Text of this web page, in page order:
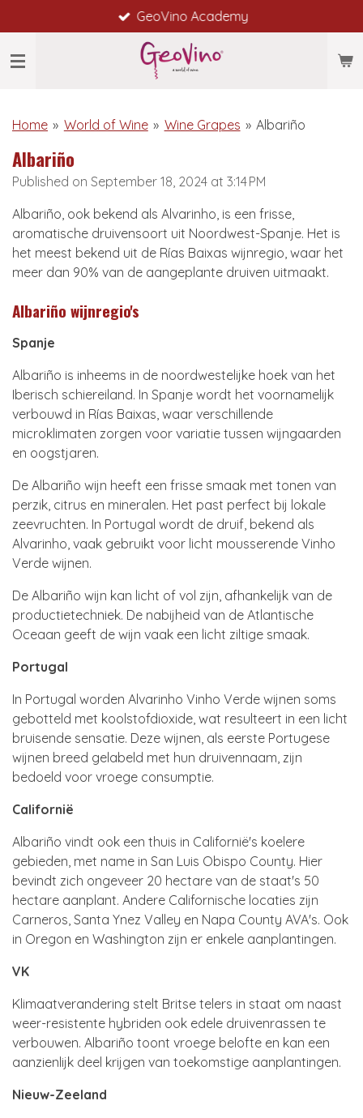
to
main
GeoVino Academy
Home » World of Wine » Wine Grapes » Albariño
Albariño
Published on September 18, 2024 at 3:14 PM
Albariño, ook bekend als Alvarinho, is een frisse,
aromatische druivensoort uit Noordwest-Spanje. Het is
het meest bekend uit de Rías Baixas wijnregio, waar het
meer dan 90% van de aangeplante druiven uitmaakt.
Albariño wijnregio's
Spanje
Albariño is inheems in de noordwestelijke hoek van het
Iberisch schiereiland. In Spanje wordt het voornamelijk
verbouwd in Rías Baixas, waar verschillende
microklimaten zorgen voor variatie tussen wijngaarden
en oogstjaren.
De Albariño wijn heeft een frisse smaak met tonen van
perzik, citrus en mineralen. Het past perfect bij lokale
zeevruchten. In Portugal wordt de druif, bekend als
Alvarinho, vaak gebruikt voor licht mousserende Vinho
Verde wijnen.
De Albariño wijn kan licht of vol zijn, afhankelijk van de
productietechniek. De nabijheid van de Atlantische
Oceaan geeft de wijn vaak een licht ziltige smaak.
Portugal
In Portugal worden Alvarinho Vinho Verde wijnen soms
gebotteld met koolstofdioxide, wat resulteert in een licht
bruisende sensatie. Deze wijnen, als eerste Portugese
wijnen breed gelabeld met hun druivennaam, zijn
bedoeld voor vroege consumptie.
Californië
Albariño vindt ook een thuis in Californië's koelere
gebieden, met name in San Luis Obispo County. Hier
bevindt zich ongeveer 20 hectare van de staat's 50
hectare aanplant. Andere Californische locaties zijn
Carneros, Santa Ynez Valley en Napa County AVA's. Ook
in Oregon en Washington zijn er enkele aanplantingen.
VK
Klimaatverandering stelt Britse telers in staat om naast
weer-resistente hybriden ook edele druivenrassen te
verbouwen. Albariño toont vroege belofte en kan een
aanzienlijk deel krijgen van toekomstige aanplantingen.
Nieuw-Zeeland